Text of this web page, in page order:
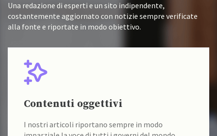
Una redazione di esperti e un sito indipendente,
costantemente aggiornato con notizie sempre verificate
alla fonte e riportate in modo obiettivo.
Contenuti oggettivi
I nostri articoli riportano sempre in modo